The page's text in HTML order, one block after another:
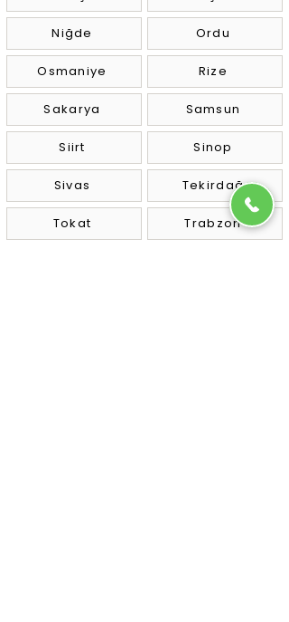
Niğde
Osmaniye
Sakarya
Siirt
Sivas
Tokat
Ordu
Rize
Samsun
Sinop
Tekirdağ
Trabzon